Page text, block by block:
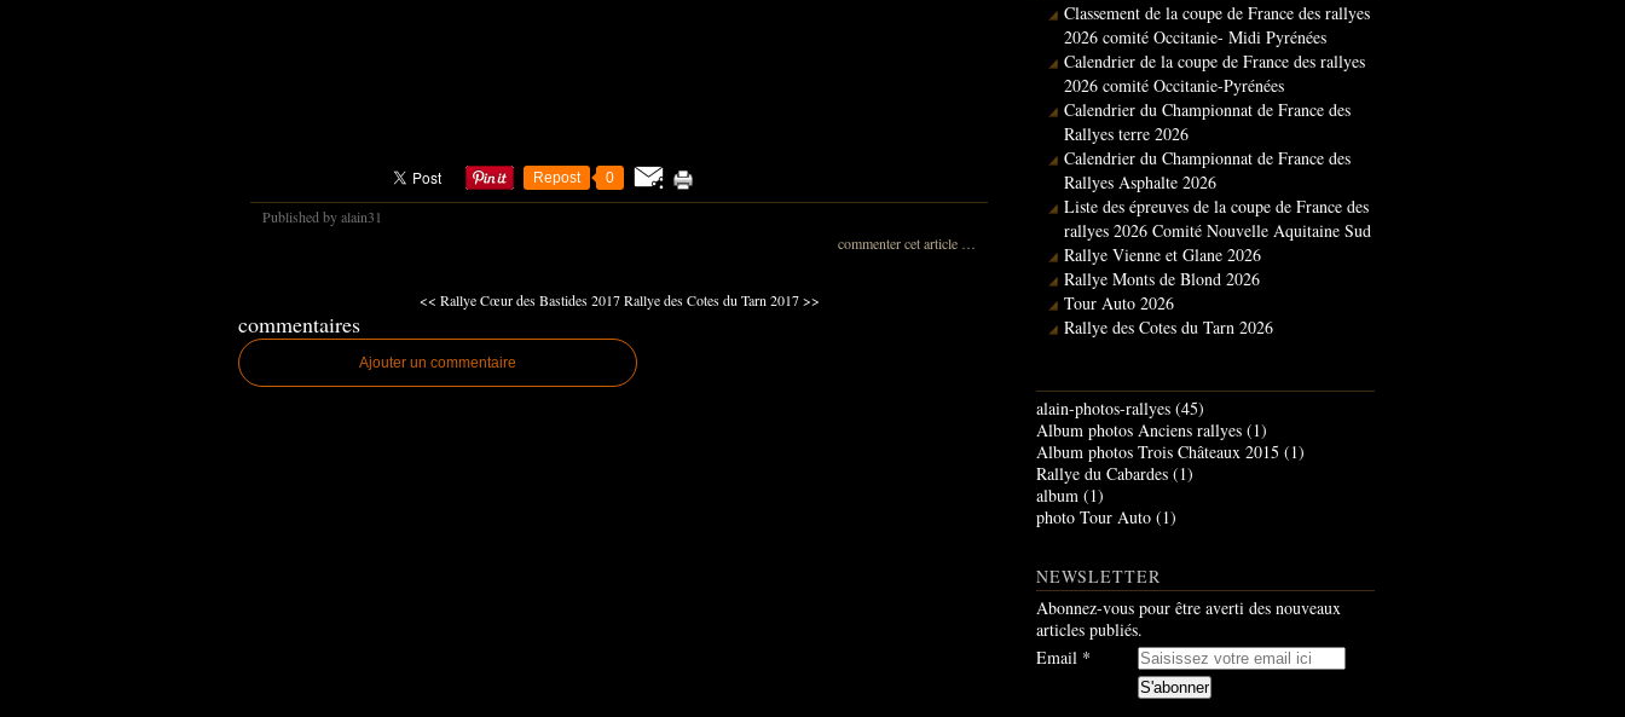
Repost 0
Published by alain31
commenter cet article
<< Rallye Cœur des Bastides 2017 Rallye des Cotes du Tarn 2017 >>
commentaires
Ajouter un commentaire
Classement de la coupe de France des rallyes
2026 comité Occitanie- Midi Pyrénées
Calendrier de la coupe de France des rallyes
2026 comité Occitanie-Pyrénées
Calendrier du Championnat de France des
Rallyes terre 2026
Calendrier du Championnat de France des
Rallyes Asphalte 2026
Liste des épreuves de la coupe de France des
rallyes 2026 Comité Nouvelle Aquitaine Sud
Rallye Vienne et Glane 2026
Rallye Monts de Blond 2026
Tour Auto 2026
Rallye des Cotes du Tarn 2026
alain-photos-rallyes (45)
Album photos Anciens rallyes (1)
Album photos Trois Châteaux 2015 (1)
Rallye du Cabardes (1)
album (1)
photo Tour Auto (1)
NEWSLETTER
Abonnez-vous pour être averti des nouveaux
articles publiés.
Email